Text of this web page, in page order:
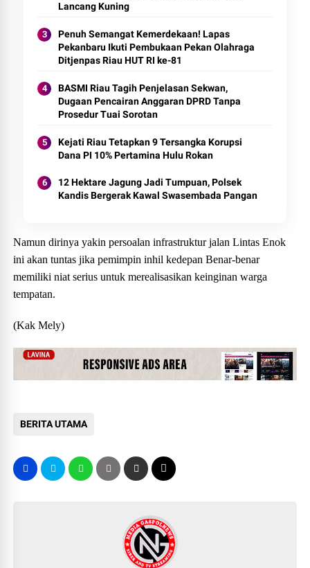
Lancang Kuning
Penuh Semangat Kemerdekaan! Lapas
Pekanbaru Ikuti Pembukaan Pekan Olahraga
Ditjenpas Riau HUT RI ke-81
BASMI Riau Tagih Penjelasan Sekwan,
Dugaan Pencairan Anggaran DPRD Tanpa
Prosedur Tuai Sorotan
Kejati Riau Tetapkan 9 Tersangka Korupsi
Dana PI 10% Pertamina Hulu Rokan
12 Hektare Jagung Jadi Tumpuan, Polsek
Kandis Bergerak Kawal Swasembada Pangan
Namun dirinya yakin persoalan infrastruktur jalan Lintas Enok
ini akan tuntas jika pemimpin inhil kedepan Benar-benar
memiliki niat serius untuk merealisasikan keinginan warga
tempatan.
(Kak Mely)
BERITA UTAMA